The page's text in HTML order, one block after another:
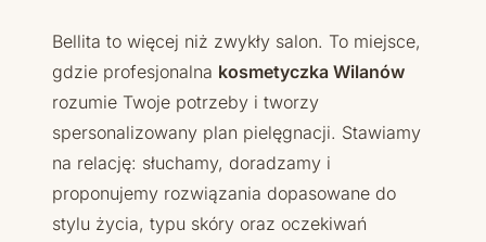
Bellita to więcej niż zwykły salon. To miejsce,
gdzie profesjonalna kosmetyczka Wilanów
rozumie Twoje potrzeby i tworzy
spersonalizowany plan pielęgnacji. Stawiamy
na relację: słuchamy, doradzamy i
proponujemy rozwiązania dopasowane do
stylu życia, typu skóry oraz oczekiwań